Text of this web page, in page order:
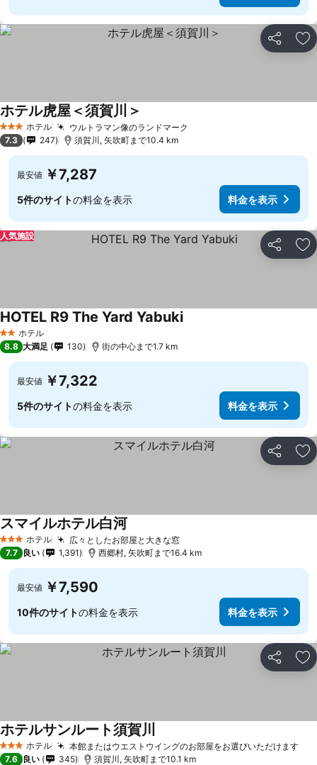
シェア お
3 ホテルのランク
ホテル ウルトラマン像のランドマーク
ホテル虎屋＜須賀川＞
7.3 247 須賀川, 矢吹町まで10.4 km
最安値 ￥7,287
5件のサイトの料金を表示 料金を表示
シェア お
人気施設
2 ホテルのランク
ホテル
HOTEL R9 The Yard Yabuki
8.8 大満足 130 街の中心まで1.7 km
最安値 ￥7,322
5件のサイトの料金を表示 料金を表示
シェア お
3 ホテルのランク
ホテル 広々としたお部屋と大きな窓
スマイルホテル白河
7.7 良い 1,391 西郷村, 矢吹町まで16.4 km
最安値 ￥7,590
10件のサイトの料金を表示 料金を表示
シェア お
3 ホテルのランク
ホテル 本館またはウエストウイングのお部屋をお選びいただけます
ホテルサンルート須賀川
7.6 良い 345 須賀川, 矢吹町まで10.1 km